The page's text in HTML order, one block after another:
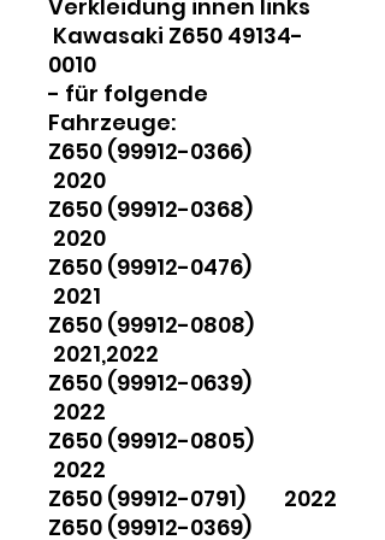
Verkleidung innen links
Kawasaki Z650 49134-
0010
- für folgende
Fahrzeuge:
Z650 (99912-0366)
2020
Z650 (99912-0368)
2020
Z650 (99912-0476)
2021
Z650 (99912-0808)
2021,2022
Z650 (99912-0639)
2022
Z650 (99912-0805)
2022
Z650 (99912-0791) 2022
Z650 (99912-0369)